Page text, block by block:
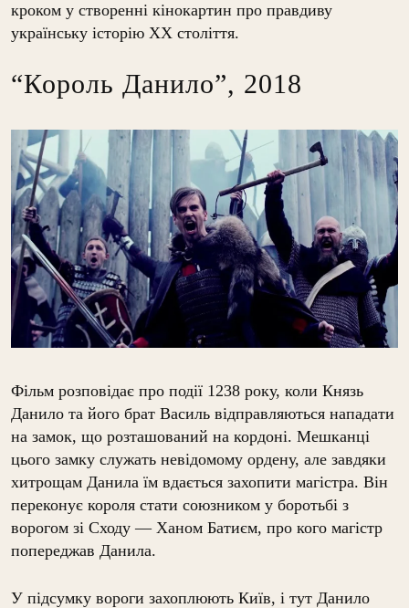
кроком у створенні кінокартин про правдиву
українську історію XX століття.
“Король Данило”, 2018
Фільм розповідає про події 1238 року, коли Князь
Данило та його брат Василь відправляються нападати
на замок, що розташований на кордоні. Мешканці
цього замку служать невідомому ордену, але завдяки
хитрощам Данила їм вдається захопити магістра. Він
переконує короля стати союзником у боротьбі з
ворогом зі Сходу — Ханом Батиєм, про кого магістр
попереджав Данила.
У підсумку вороги захоплюють Київ, і тут Данило